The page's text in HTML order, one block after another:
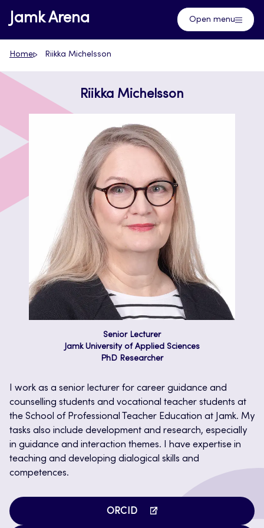
Skip
to
content
Jamk Arena Open menu
Home Riikka Michelsson
Riikka Michelsson
Senior Lecturer
Jamk University of Applied Sciences
PhD Researcher
I work as a senior lecturer for career guidance and
counselling students and vocational teacher students at
the School of Professional Teacher Education at Jamk. My
tasks also include development and research, especially
in guidance and interaction themes. I have expertise in
teaching and developing dialogical skills and
competences.
ORCID
Opens